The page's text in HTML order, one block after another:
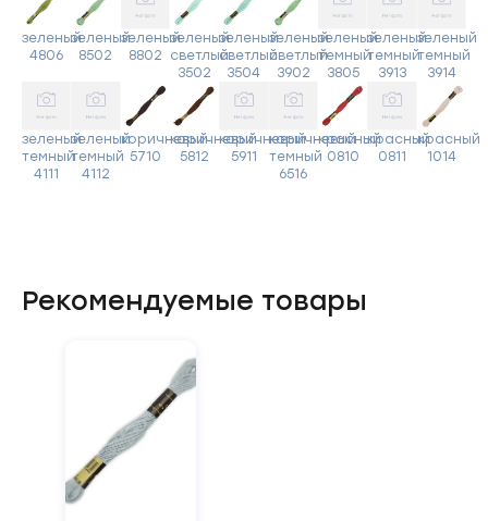
зеленый
4806
зеленый
8502
зеленый
8802
зеленый
светлый
3502
зеленый
светлый
3504
зеленый
светлый
3902
зеленый
темный
3805
зеленый
темный
3913
зеленый
темный
3914
зеленый
темный
4111
зеленый
темный
4112
коричневый
5710
коричневый
5812
коричневый
5911
коричневый
темный
6516
красный
0810
красный
0811
красный
1014
Рекомендуемые товары